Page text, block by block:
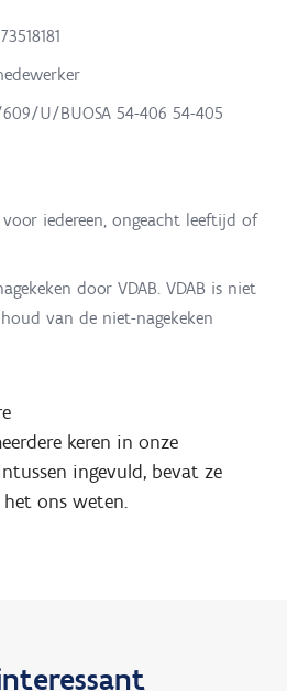
U/BUOSA 54-406 54-405
iedereen, ongeacht leeftijd of
door VDAB. VDAB is niet
van de niet-nagekeken
keren in onze
ingevuld, bevat ze
ons weten.